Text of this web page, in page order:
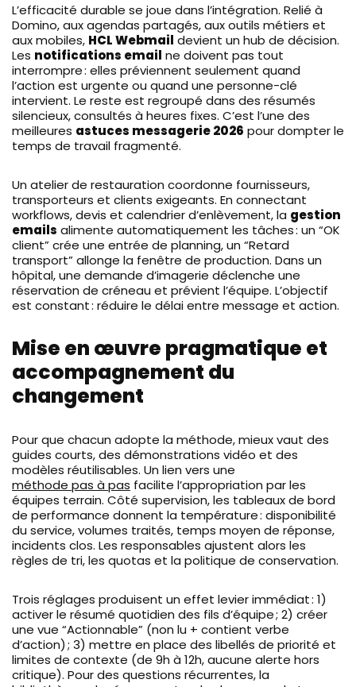
L’efficacité durable se joue dans l’intégration. Relié à
Domino, aux agendas partagés, aux outils métiers et
aux mobiles, HCL Webmail devient un hub de décision.
Les notifications email ne doivent pas tout
interrompre : elles préviennent seulement quand
l’action est urgente ou quand une personne-clé
intervient. Le reste est regroupé dans des résumés
silencieux, consultés à heures fixes. C’est l’une des
meilleures astuces messagerie 2026 pour dompter le
temps de travail fragmenté.
Un atelier de restauration coordonne fournisseurs,
transporteurs et clients exigeants. En connectant
workflows, devis et calendrier d’enlèvement, la gestion
emails alimente automatiquement les tâches : un “OK
client” crée une entrée de planning, un “Retard
transport” allonge la fenêtre de production. Dans un
hôpital, une demande d’imagerie déclenche une
réservation de créneau et prévient l’équipe. L’objectif
est constant : réduire le délai entre message et action.
Mise en œuvre pragmatique et
accompagnement du
changement
Pour que chacun adopte la méthode, mieux vaut des
guides courts, des démonstrations vidéo et des
modèles réutilisables. Un lien vers une
méthode pas à pas facilite l’appropriation par les
équipes terrain. Côté supervision, les tableaux de bord
de performance donnent la température : disponibilité
du service, volumes traités, temps moyen de réponse,
incidents clos. Les responsables ajustent alors les
règles de tri, les quotas et la politique de conservation.
Trois réglages produisent un effet levier immédiat : 1)
activer le résumé quotidien des fils d’équipe ; 2) créer
une vue “Actionnable” (non lu + contient verbe
d’action) ; 3) mettre en place des libellés de priorité et
limites de contexte (de 9h à 12h, aucune alerte hors
critique). Pour des questions récurrentes, la